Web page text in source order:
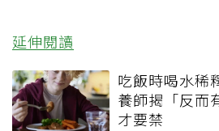
延伸閱讀
吃飯時喝水稀
養師揭「反而
才要禁